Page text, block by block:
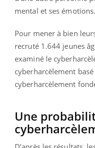
mental et ses émotions.
Pour mener à bien
recruté 1.644 jeunes
examiné le
cyberharcèlement
cyberharcèlement
Une